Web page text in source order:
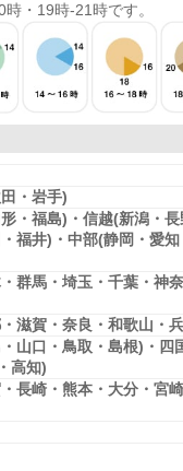
・19時-21時です。
・岩手)
・福島)・信越(新潟・長
福井)・中部(静岡・愛知
群馬・埼玉・千葉・神奈
滋賀・奈良・和歌山・
山口・鳥取・島根)・四
高知)
長崎・熊本・大分・宮